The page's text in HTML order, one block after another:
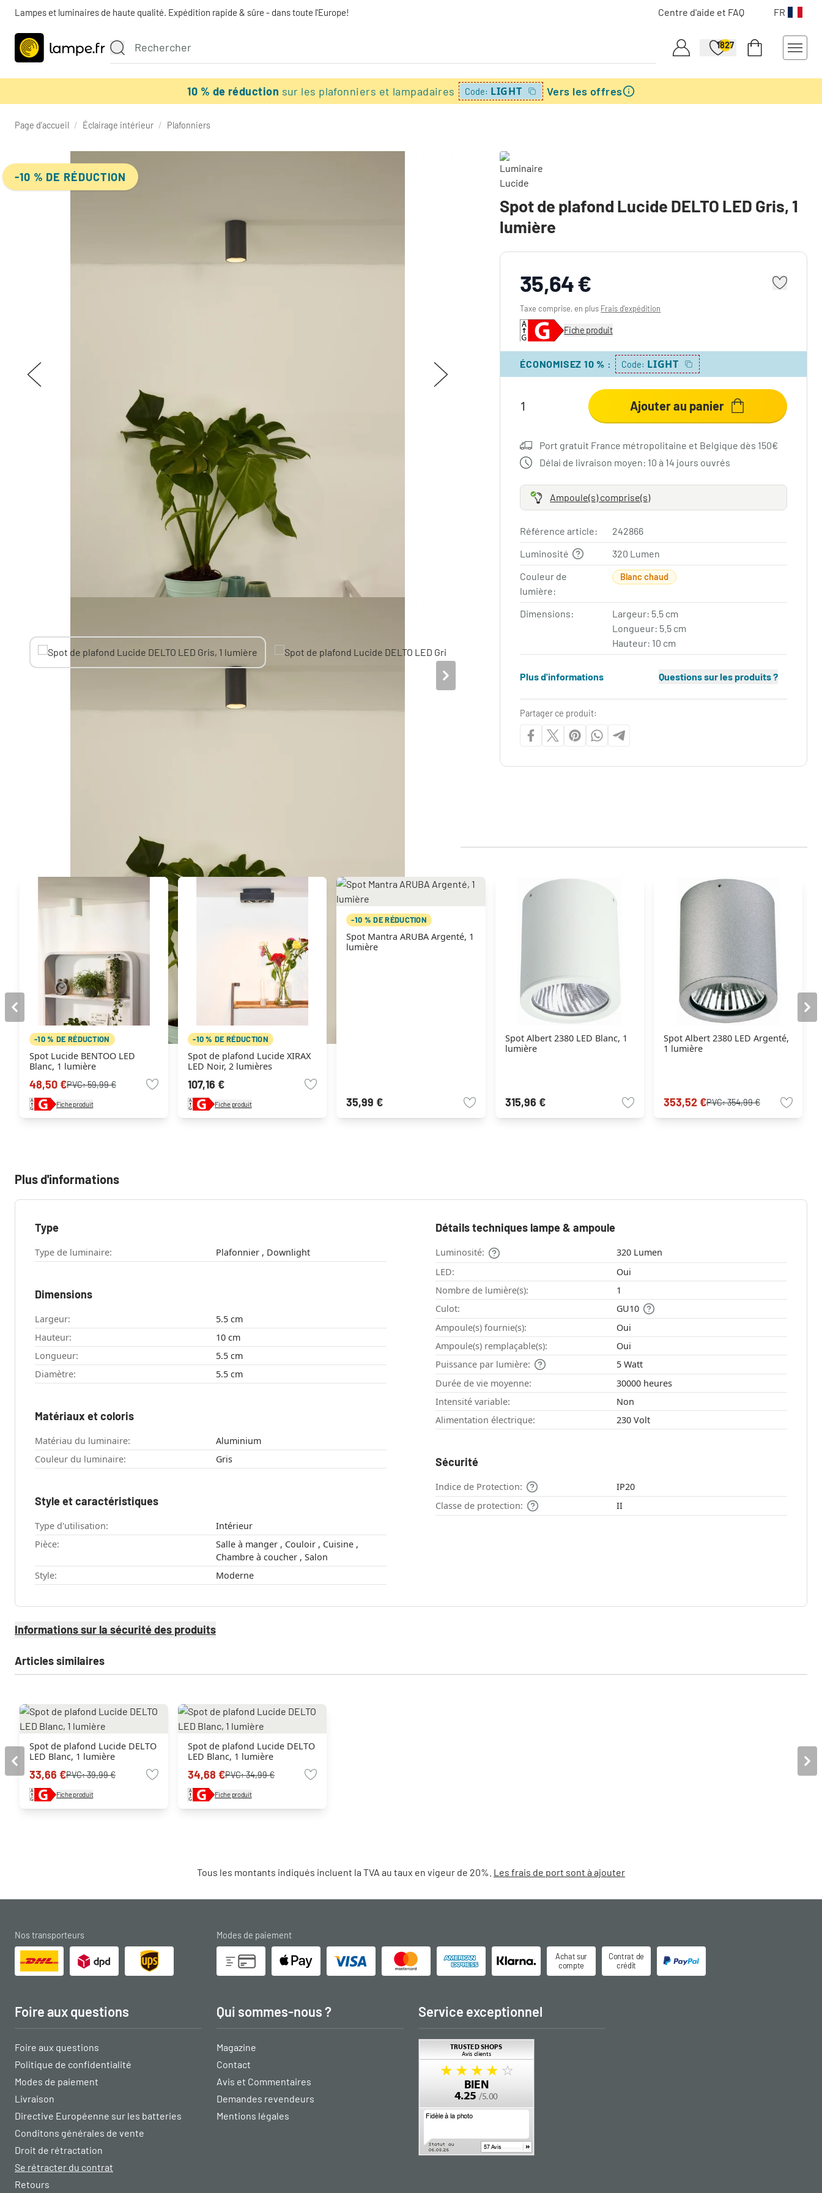
Lampes et luminaires de haute qualité. Expédition rapide & sûre - dans toute l'Europe! Centre d'aide et FAQ FR
1827
10 % de réduction sur les plafonniers et lampadaires Code: LIGHT Vers les offres
Page d’accueil / Éclairage intérieur / Plafonniers
-10 % DE RÉDUCTION
Spot de plafond Lucide DELTO LED Gris, 1
lumière
35,64 €
Taxe comprise, en plus Frais d'expédition
Fiche produit
ÉCONOMISEZ 10 % : Code: LIGHT
Ajouter au panier
Port gratuit France métropolitaine et Belgique dès 150€
Délai de livraison moyen: 10 à 14 jours ouvrés
Ampoule(s) comprise(s)
Référence article:
242866
Luminosité
320 Lumen
Couleur de
lumière:
Blanc chaud
Dimensions:
Largeur: 5.5 cm
Longueur: 5.5 cm
Hauteur: 10 cm
Plus d'informations Questions sur les produits ?
Partager ce produit:
Autres produits similaires
-10 % DE RÉDUCTION
Spot Lucide BENTOO LED
Blanc, 1 lumière
48,50 €PVC:59,99 €
Fiche produit
-10 % DE RÉDUCTION
Spot de plafond Lucide XIRAX
LED Noir, 2 lumières
107,16 €
Fiche produit
-10 % DE RÉDUCTION
Spot Mantra ARUBA Argenté, 1
lumière
35,99 €
Spot Albert 2380 LED Blanc, 1
lumière
315,96 €
Spot Albert 2380 LED Argenté,
1 lumière
353,52 €PVC:354,99 €
Plus d'informations
Type
Type de luminaire: Plafonnier , Downlight
Dimensions
Largeur:
5.5 cm
Hauteur:
10 cm
Longueur:
5.5 cm
Diamètre:
5.5 cm
Matériaux et coloris
Matériau du luminaire:
Aluminium
Couleur du luminaire:
Gris
Style et caractéristiques
Type d'utilisation:
Intérieur
Pièce:
Salle à manger , Couloir , Cuisine ,
Chambre à coucher , Salon
Style:
Moderne
Détails techniques lampe & ampoule
Luminosité:
320 Lumen
LED:
Oui
Nombre de lumière(s):
1
Culot:
GU10
Ampoule(s) fournie(s):
Oui
Ampoule(s) remplaçable(s):
Oui
Puissance par lumière:
5 Watt
Durée de vie moyenne:
30000 heures
Intensité variable:
Non
Alimentation électrique:
230 Volt
Sécurité
Indice de Protection:
IP20
Classe de protection:
II
Informations sur la sécurité des produits
Articles similaires
Spot de plafond Lucide DELTO
LED Blanc, 1 lumière
33,66 €PVC:39,99 €
Fiche produit
Spot de plafond Lucide DELTO
LED Blanc, 1 lumière
34,68 €PVC:34,99 €
Fiche produit
Tous les montants indiqués incluent la TVA au taux en vigeur de 20%. Les frais de port sont à ajouter
Nos transporteurs Modes de paiement
Achat sur
compte
Contrat de
crédit
Foire aux questions
Foire aux questions
Politique de confidentialité
Modes de paiement
Livraison
Directive Européenne sur les batteries
Conditons générales de vente
Droit de rétractation
Se rétracter du contrat
Retours
Qui sommes-nous ?
Magazine
Contact
Avis et Commentaires
Demandes revendeurs
Mentions légales
Service exceptionnel